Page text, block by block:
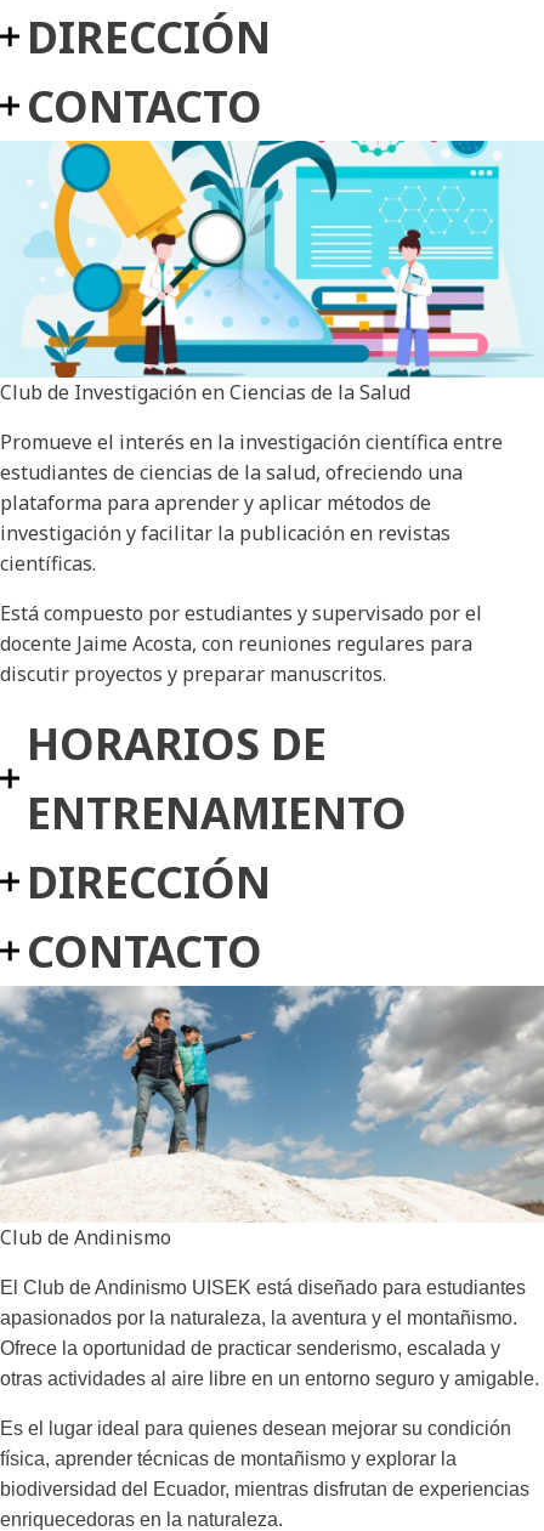
DIRECCIÓN
CONTACTO
Club de Investigación en Ciencias de la Salud
Promueve el interés en la investigación científica entre
estudiantes de ciencias de la salud, ofreciendo una
plataforma para aprender y aplicar métodos de
investigación y facilitar la publicación en revistas
científicas.
Está compuesto por estudiantes y supervisado por el
docente Jaime Acosta, con reuniones regulares para
discutir proyectos y preparar manuscritos.
HORARIOS DE
ENTRENAMIENTO
DIRECCIÓN
CONTACTO
Club de Andinismo
El Club de Andinismo UISEK está diseñado para estudiantes
apasionados por la naturaleza, la aventura y el montañismo.
Ofrece la oportunidad de practicar senderismo, escalada y
otras actividades al aire libre en un entorno seguro y amigable.
Es el lugar ideal para quienes desean mejorar su condición
física, aprender técnicas de montañismo y explorar la
biodiversidad del Ecuador, mientras disfrutan de experiencias
enriquecedoras en la naturaleza.